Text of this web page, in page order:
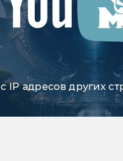
IP адресов других